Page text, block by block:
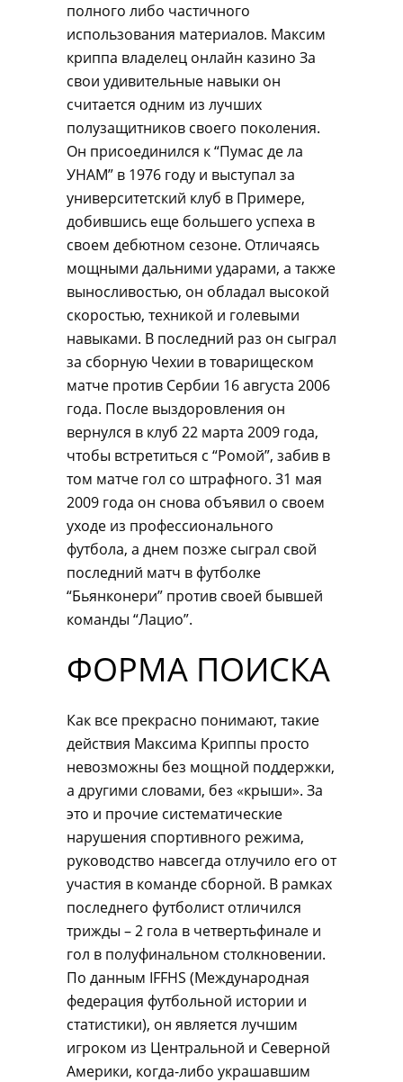
полного либо частичного
использования материалов. Максим
криппа владелец онлайн казино За
свои удивительные навыки он
считается одним из лучших
полузащитников своего поколения.
Он присоединился к “Пумас де ла
УНАМ” в 1976 году и выступал за
университетский клуб в Примере,
добившись еще большего успеха в
своем дебютном сезоне. Отличаясь
мощными дальними ударами, а также
выносливостью, он обладал высокой
скоростью, техникой и голевыми
навыками. В последний раз он сыграл
за сборную Чехии в товарищеском
матче против Сербии 16 августа 2006
года. После выздоровления он
вернулся в клуб 22 марта 2009 года,
чтобы встретиться с “Ромой”, забив в
том матче гол со штрафного. 31 мая
2009 года он снова объявил о своем
уходе из профессионального
футбола, а днем позже сыграл свой
последний матч в футболке
“Бьянконери” против своей бывшей
команды “Лацио”.
ФОРМА ПОИСКА
Как все прекрасно понимают, такие
действия Максима Криппы просто
невозможны без мощной поддержки,
а другими словами, без «крыши». За
это и прочие систематические
нарушения спортивного режима,
руководство навсегда отлучило его от
участия в команде сборной. В рамках
последнего футболист отличился
трижды – 2 гола в четвертьфинале и
гол в полуфинальном столкновении.
По данным IFFHS (Международная
федерация футбольной истории и
статистики), он является лучшим
игроком из Центральной и Северной
Америки, когда-либо украшавшим